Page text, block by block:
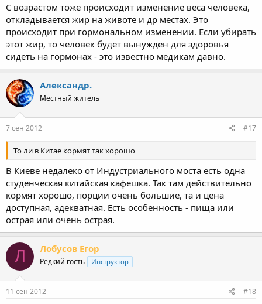
С возрастом тоже происходит изменение веса человека,
откладывается жир на животе и др местах. Это
происходит при гормональном изменении. Если убирать
этот жир, то человек будет вынужден для здоровья
сидеть на гормонах - это известно медикам давно.
Александр.
Местный житель
7 сен 2012 #17
То ли в Китае кормят так хорошо
В Киеве недалеко от Индустриального моста есть одна
студенческая китайская кафешка. Так там действительно
кормят хорошо, порции очень большие, та и цена
доступная, адекватная. Есть особенность - пища или
острая или очень острая.
Л Лобусов Егор
Редкий гость Инструктор
11 сен 2012 #18